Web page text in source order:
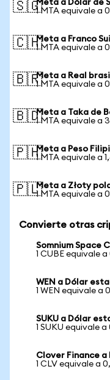
🇸🇬Meta a Dólar de
1 MTA equivale a
🇨🇭Meta a Franco
1 MTA equivale a
🇧🇷Meta a Real
1 MTA equivale a
🇧🇩Meta a Taka de
1 MTA equivale a
🇵🇭Meta a Peso
1 MTA equivale a
🇵🇱Meta a Złoty
1 MTA equivale a
Convierte otras
Somnium Space
1 CUBE equivale
WEN a Dólar
1 WEN equivale a
SUKU a Dólar
1 SUKU equivale
Clover Finance
1 CLV equivale a